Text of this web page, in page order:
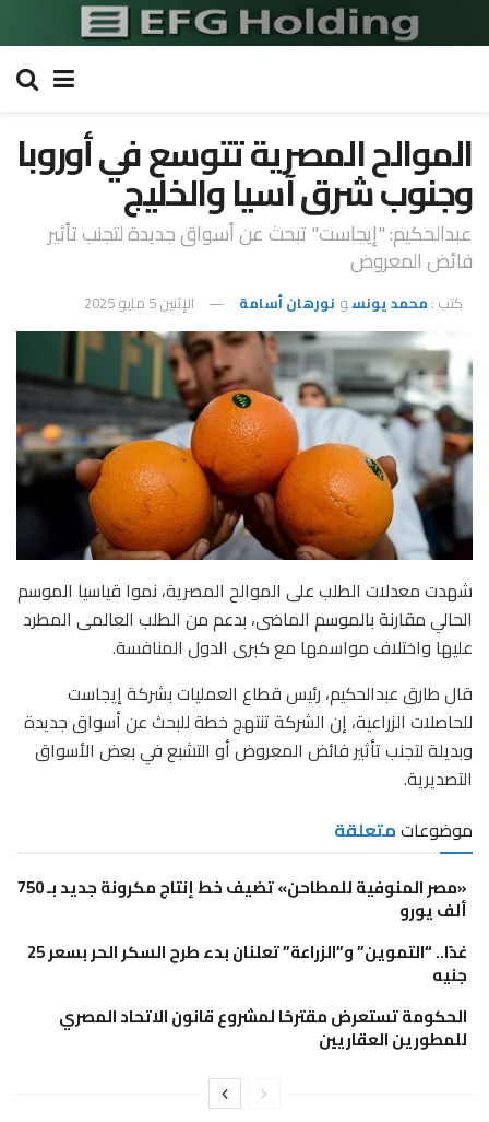
الموالح المصرية تتوسع في أوروبا
وجنوب شرق آسيا والخليج
عبدالحكيم: "إيجاست" تبحث عن أسواق جديدة لتجنب تأثير
فائض المعروض
كتب : محمد يونسو نورهان أسامة الإثنين 5 مايو 2025
شهدت معدلات الطلب على الموالح المصرية، نموا قياسيا الموسم
الحالي مقارنة بالموسم الماضى، بدعم من الطلب العالمى المطرد
عليها واختلاف مواسمها مع كبرى الدول المنافسة.
قال طارق عبدالحكيم، رئيس قطاع العمليات بشركة إيجاست
للحاصلات الزراعية، إن الشركة تنتهج خطة للبحث عن أسواق جديدة
وبديلة لتجنب تأثير فائض المعروض أو التشبع في بعض الأسواق
التصديرية.
موضوعاتمتعلقة
«مصر المنوفية للمطاحن» تضيف خط إنتاج مكرونة جديد بـ 750
ألف يورو
غدًا.. “التموين” و”الزراعة” تعلنان بدء طرح السكر الحر بسعر 25
جنيه
الحكومة تستعرض مقترحًا لمشروع قانون الاتحاد المصري
للمطورين العقاريين